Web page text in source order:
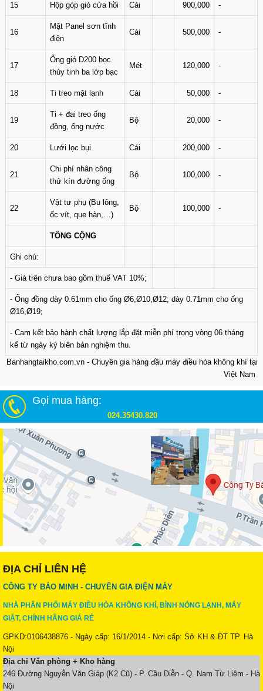
15 Hộp góp gió cửa hồi Cái 900,000 -
16
Mặt Panel sơn tĩnh
điện
Cái 500,000 -
17
Ống gió D200 bọc
thủy tinh ba lớp bạc
Mét 120,000 -
18 Ti treo mặt lạnh Cái 50,000 -
19
Ti + đai treo ống
đồng, ống nước
Bộ 20,000 -
20 Lưới lọc bụi Cái 200,000 -
21
Chi phí nhân công
thử kín đường ống
Bộ 100,000 -
22
Vật tư phụ (Bu lông,
ốc vít, que hàn,…)
Bộ 100,000 -
TỔNG CỘNG
Ghi chú:
- Giá trên chưa bao gồm thuế VAT 10%;
- Ống đồng dày 0.61mm cho ống Ø6,Ø10,Ø12; dày 0.71mm cho ống
Ø16,Ø19;
- Cam kết bảo hành chất lượng lắp đặt miễn phí trong vòng 06 tháng
kể từ ngày ký biên bản nghiệm thu.
Banhangtaikho.com.vn - Chuyên gia hàng đầu máy điều hòa không khí tại
Việt Nam
Gọi mua hàng:
024.35430.820
ĐỊA CHỈ LIÊN HỆ
CÔNG TY BẢO MINH - CHUYÊN GIA ĐIỆN MÁY
NHÀ PHÂN PHỐI MÁY ĐIỀU HÒA KHÔNG KHÍ, BÌNH NÓNG LẠNH, MÁY
GIẶT, CHÍNH HÃNG GIÁ RẺ
GPKD:0106438876 - Ngày cấp: 16/1/2014 - Nơi cấp: Sở KH & ĐT TP. Hà
Nội
Địa chỉ Văn phòng + Kho hàng
246 Đường Nguyễn Văn Giáp (K2 Cũ) - P. Cầu Diễn - Q. Nam Từ Liêm - Hà
Nội